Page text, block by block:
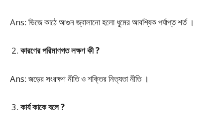
Ans: ভিজে কাঠে আগুন জ্বালানো হলো ধূমের আবশ্যিক পর্যাপ্ত শর্ত ।
কারণের পরিমাণগত লক্ষণ কী ?
Ans: জড়ের সংরক্ষণ নীতি ও শক্তির নিত্যতা নীতি ।
কার্য কাকে বলে ?